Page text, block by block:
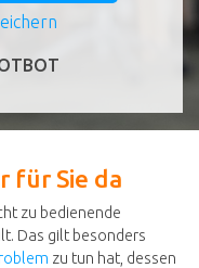
für Sie da
zu bedienende
Das gilt besonders
zu tun hat, dessen